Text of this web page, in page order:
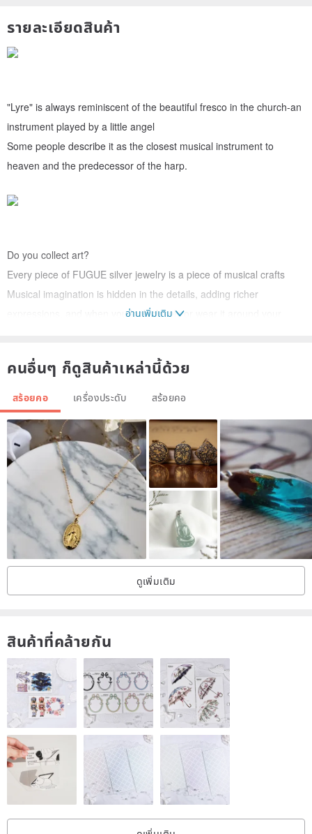
รายละเอียดสินค้า
"Lyre" is always reminiscent of the beautiful fresco in the church-an
instrument played by a little angel
Some people describe it as the closest musical instrument to
heaven and the predecessor of the harp.
Do you collect art?
Every piece of FUGUE silver jewelry is a piece of musical crafts
Musical imagination is hidden in the details, adding richer
expressions, and when you look closely or wear it around your
longer just a fleeting auditory feast, and brings eternal happiness to
people who love music!
The graceful arc design carries the romantic feelings of ancient
Greek minstrels.
Size Size: Silver chain - about 40.5cm; crashed sub - about 1.8cm,
a width of about 1.1cm
Package: "FUGUE" brand exquisite packaging box & Silver cloth
FUGUE plain white treble clef box + lace ribbon decoration
Comes with Silver cloth + anti-oxidation transparent bag +
maintenance manual
อ่านเพิ่มเติม
คนอื่นๆ ก็ดูสินค้าเหล่านี้ด้วย
สร้อยคอ เครื่องประดับ สร้อยคอ
ดูเพิ่มเติม
สินค้าที่คล้ายกัน